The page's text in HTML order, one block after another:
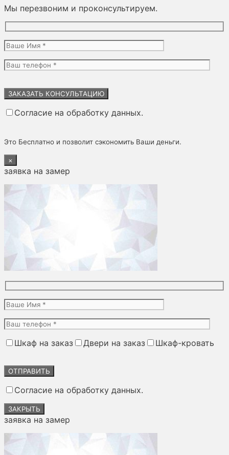
Мы перезвоним и проконсультируем.
это
пустым.
Согласие на обработку данных.
Это Бесплатно и позволит сэкономить Ваши деньги.
×
заявка на замер
Шкаф на заказ Двери на заказ
Шкаф-кровать
это
пустым.
Согласие на обработку данных.
ЗАКРЫТЬ
заявка на замер